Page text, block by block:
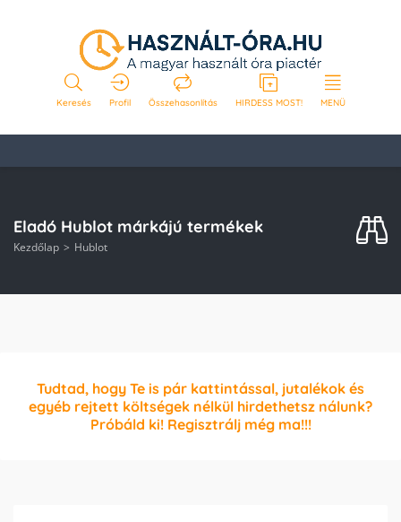
Keresés Profil Összehasonlítás HIRDESS MOST! MENÜ
Eladó Hublot márkájú termékek
Kezdőlap Hublot
Tudtad, hogy Te is pár kattintással, jutalékok és
egyéb rejtett költségek nélkül hirdethetsz nálunk?
Próbáld ki! Regisztrálj még ma!!!